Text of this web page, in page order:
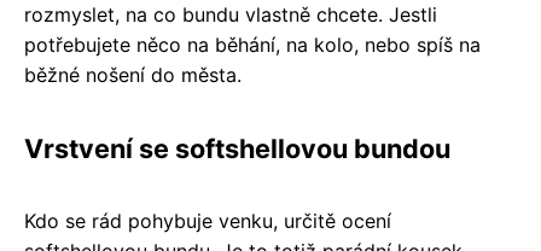
rozmyslet, na co bundu vlastně chcete. Jestli
potřebujete něco na běhání, na kolo, nebo spíš na
běžné nošení do města.
Vrstvení se softshellovou bundou
Kdo se rád pohybuje venku, určitě ocení